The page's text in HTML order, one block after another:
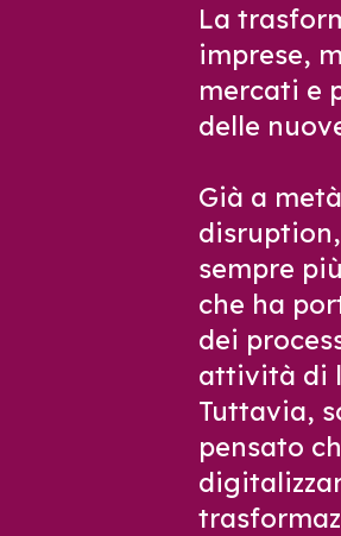
La
imprese,
mercati e
delle
Già a
sempre
che ha
dei
attività di
Tuttavia,
pensato